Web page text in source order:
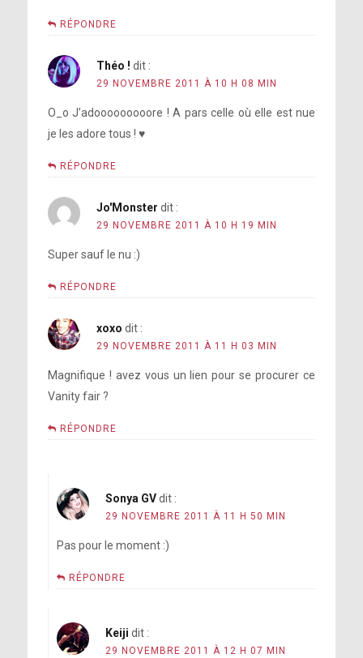
RÉPONDRE
Théo ! dit :
29 NOVEMBRE 2011 À 10 H 08 MIN
O_o J’adooooooooore ! A pars celle où elle est nue
je les adore tous ! ♥
RÉPONDRE
Jo'Monster dit :
29 NOVEMBRE 2011 À 10 H 19 MIN
Super sauf le nu :)
RÉPONDRE
xoxo dit :
29 NOVEMBRE 2011 À 11 H 03 MIN
Magnifique ! avez vous un lien pour se procurer ce
Vanity fair ?
RÉPONDRE
Sonya GV dit :
29 NOVEMBRE 2011 À 11 H 50 MIN
Pas pour le moment :)
RÉPONDRE
Keiji dit :
29 NOVEMBRE 2011 À 12 H 07 MIN